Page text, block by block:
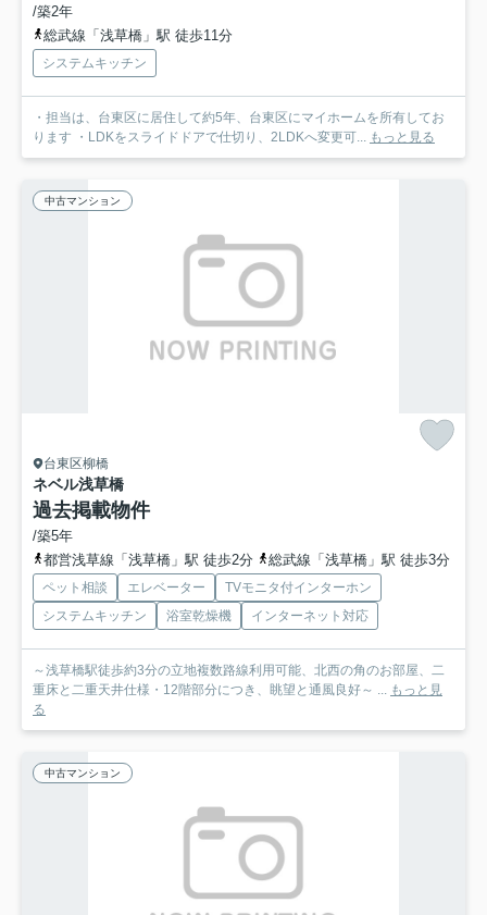
/築2年
総武線「浅草橋」駅 徒歩11分
システムキッチン
・担当は、台東区に居住して約5年、台東区にマイホームを所有してお
ります ・LDKをスライドドアで仕切り、2LDKへ変更可... もっと見る
中古マンション
台東区柳橋
ネベル浅草橋
過去掲載物件
/築5年
都営浅草線「浅草橋」駅 徒歩2分
総武線「浅草橋」駅 徒歩3分
ペット相談 エレベーター
TVモニタ付インターホン
システムキッチン
浴室乾燥機 インターネット対応
～浅草橋駅徒歩約3分の立地複数路線利用可能、北西の角のお部屋、二
重床と二重天井仕様・12階部分につき、眺望と通風良好～ ... もっと見
る
中古マンション